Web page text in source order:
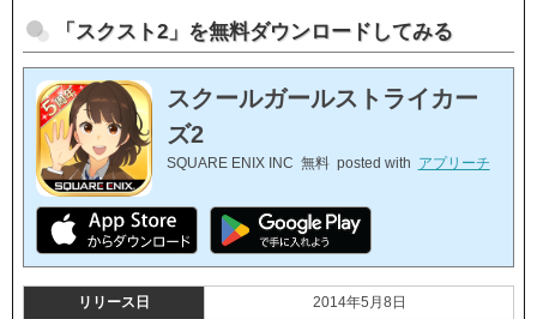
「スクスト2」を無料ダウンロードしてみる
スクールガールストライカー
ズ2
SQUARE ENIX INC 無料 posted with アプリーチ
リリース日
2014年5月8日